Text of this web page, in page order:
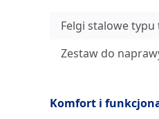
Felgi stalowe typu
Zestaw do
Komfort i